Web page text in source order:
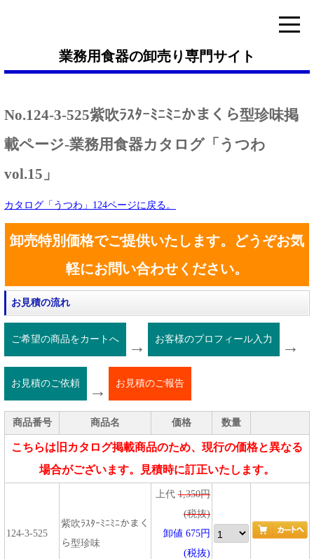
業務用食器の卸売り専門サイト
No.124-3-525紫吹ﾗｽﾀｰﾐﾆﾐﾆかまくら型珍味掲
載ページ-業務用食器カタログ「うつわ
vol.15」
カタログ「うつわ」124ページに戻る。
卸売特別価格でご提供いたします。どうぞお気
軽にお問い合わせください。
お見積の流れ
ご希望の商品をカートへ → お客様のプロフィール入力 →
お見積のご依頼 → お見積のご報告
商品番号 商品名 価格 数量
こちらは旧カタログ掲載商品のため、現行の価格と異なる
場合がございます。見積時に訂正いたします。
124-3-525
紫吹ﾗｽﾀｰﾐﾆﾐﾆかまく
ら型珍味
上代 1,350円
(税抜)
卸値 675円
(税抜)